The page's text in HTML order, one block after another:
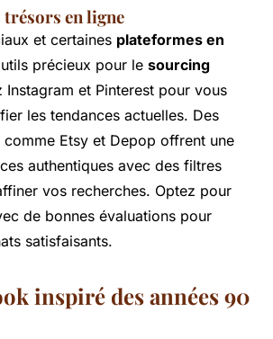
en ligne
et certaines plateformes en
précieux pour le sourcing
Instagram et Pinterest pour vous
les tendances actuelles. Des
comme Etsy et Depop offrent une
authentiques avec des filtres
vos recherches. Optez pour
de bonnes évaluations pour
satisfaisants.
inspiré des années 90